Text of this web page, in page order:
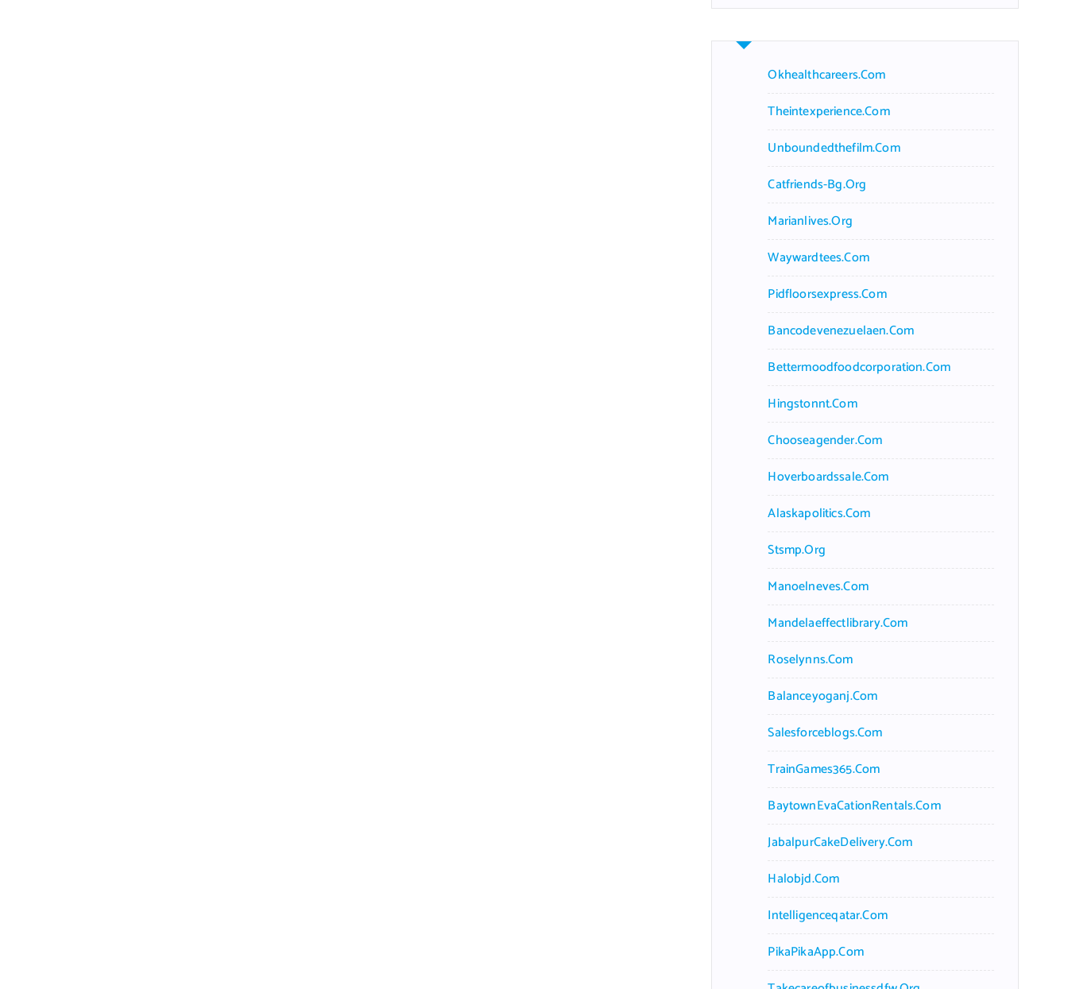
Okhealthcareers.com
Theintexperience.com
Unboundedthefilm.com
Catfriends-Bg.org
Marianlives.org
Waywardtees.com
Pidfloorsexpress.com
Bancodevenezuelaen.com
Bettermoodfoodcorporation.com
Hingstonnt.com
Chooseagender.com
Hoverboardssale.com
Alaskapolitics.com
Stsmp.org
Manoelneves.com
Mandelaeffectlibrary.com
Roselynns.com
Balanceyoganj.com
Salesforceblogs.com
TrainGames365.com
BaytownEvaCationRentals.com
JabalpurCakeDelivery.com
Halobjd.com
Intelligenceqatar.com
PikaPikaApp.com